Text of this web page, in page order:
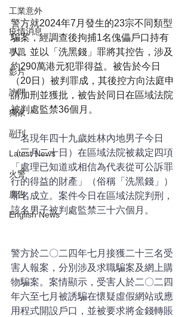
工業意外
疫情消息
專題
影片
訪問
獨家
副刊
Latest News
火警
廣告
English News
警方就2024年7月發生的23宗不同類型
騙案，經調查後拘捕1名傀儡戶口持有
人，並以「洗黑錢」罪將其控告，涉及
約290萬港元犯罪得益。被告於今日
（20日）被判罪成，其後控方向法庭申
請加刑並獲批，被告於同日在區域法院
被判處監禁36個月。
一名現年四十九歲姓林內地男子今日
（三月二十日）在區域法院被裁定四項
「處理已知道或相信為代表從可公訴罪
行的得益的財產」（俗稱「洗黑錢」）
罪名成立。案件今日在區域法院判刑，
該名男子被判處監禁三十六個月。
警方於二〇二四年七月接獲二十三名受
害人報案，分別涉及求職騙案及網上購
物騙案。案情顯示，受害人於二〇二四
年六至七月被誘騙在懷疑虛假網站或應
用程式開設戶口，並被要求將金錢轉賬